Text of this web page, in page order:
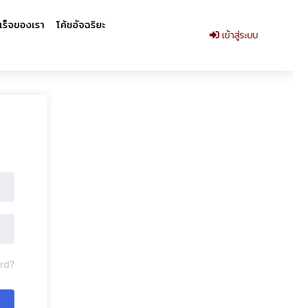
ร็จของเรา
โค้ชอัจฉริยะ
เข้าสู่ระบบ